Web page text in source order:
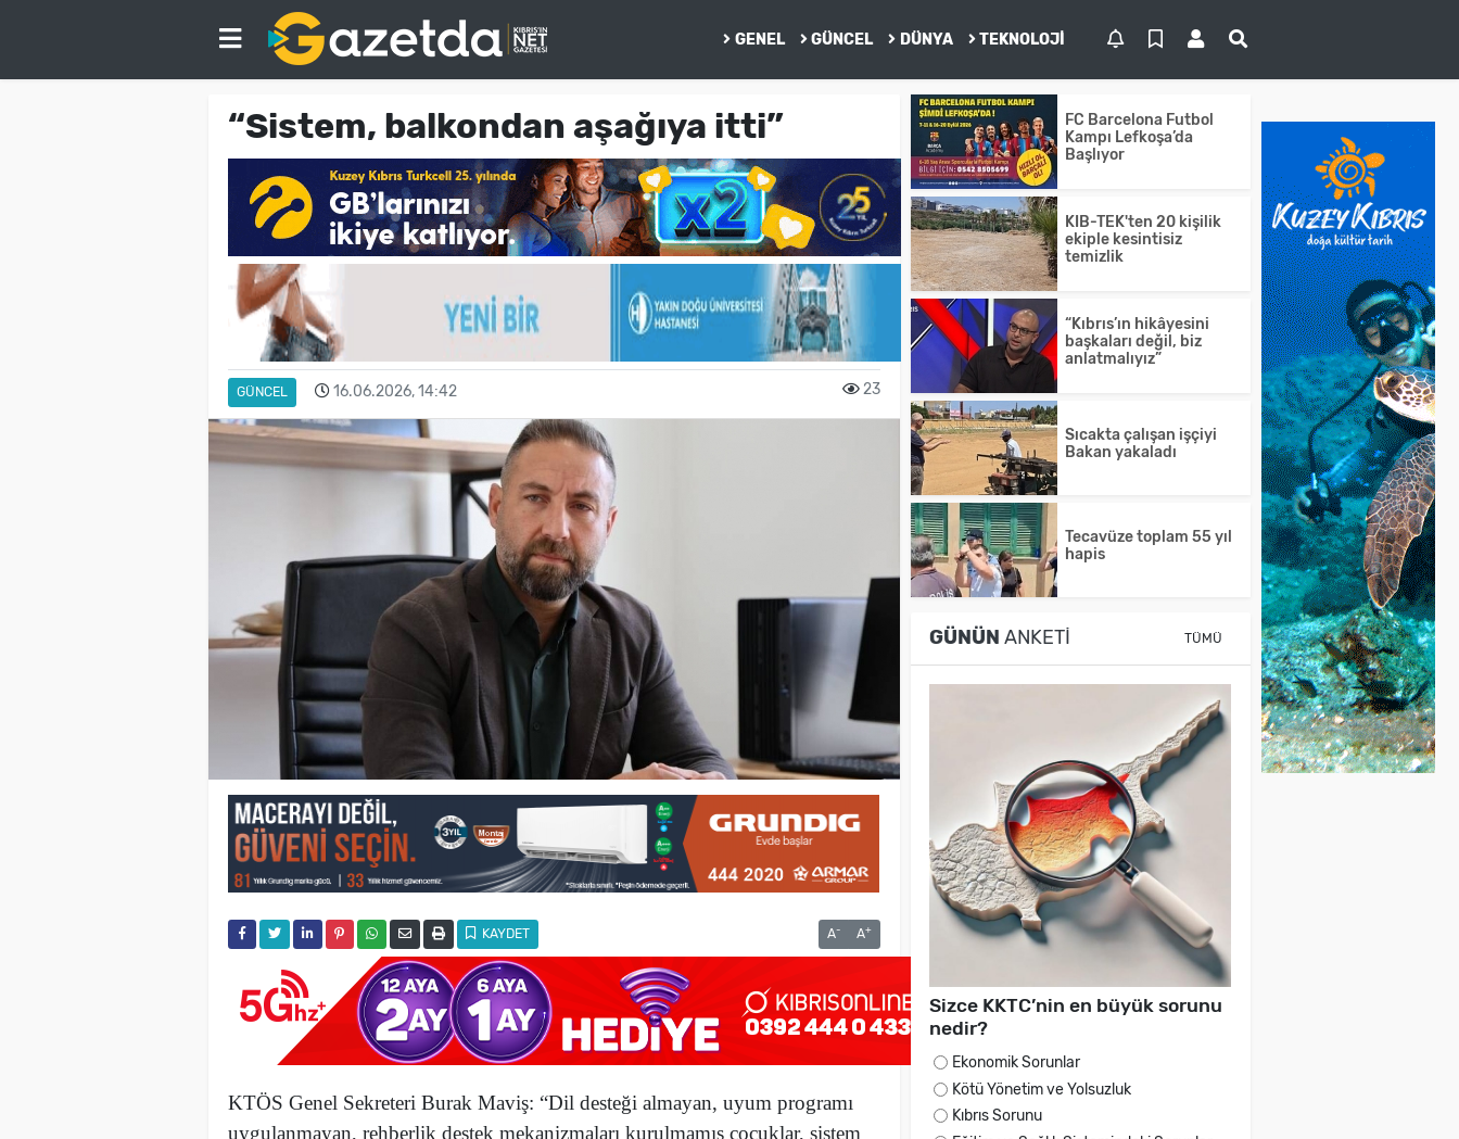
GENEL GÜNCEL DÜNYA TEKNOLOJI
“Sistem, balkondan aşağıya itti”
GÜNCEL 16.06.2026, 14:42 23
KAYDET A- A+
KTÖS Genel Sekreteri Burak Maviş: “Dil desteği almayan, uyum programı
uygulanmayan, rehberlik destek mekanizmaları kurulmamış çocuklar, sistem
FC Barcelona Futbol
Kampı Lefkoşa’da
Başlıyor
KIB-TEK'ten 20 kişilik
ekiple kesintisiz
temizlik
“Kıbrıs’ın hikâyesini
başkaları değil, biz
anlatmalıyız”
Sıcakta çalışan işçiyi
Bakan yakaladı
Tecavüze toplam 55 yıl
hapis
GÜNÜN ANKETI TÜMÜ
Sizce KKTC’nin en büyük sorunu
nedir?
Ekonomik Sorunlar
Kötü Yönetim ve Yolsuzluk
Kıbrıs Sorunu